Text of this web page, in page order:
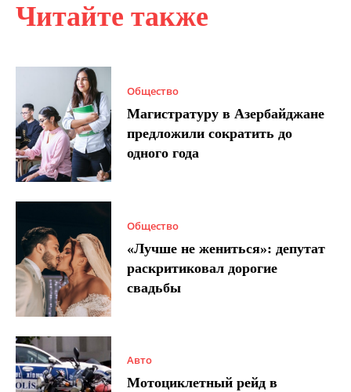
Читайте также
Общество
Магистратуру в Азербайджане
предложили сократить до
одного года
Общество
«Лучше не жениться»: депутат
раскритиковал дорогие
свадьбы
Авто
Мотоциклетный рейд в